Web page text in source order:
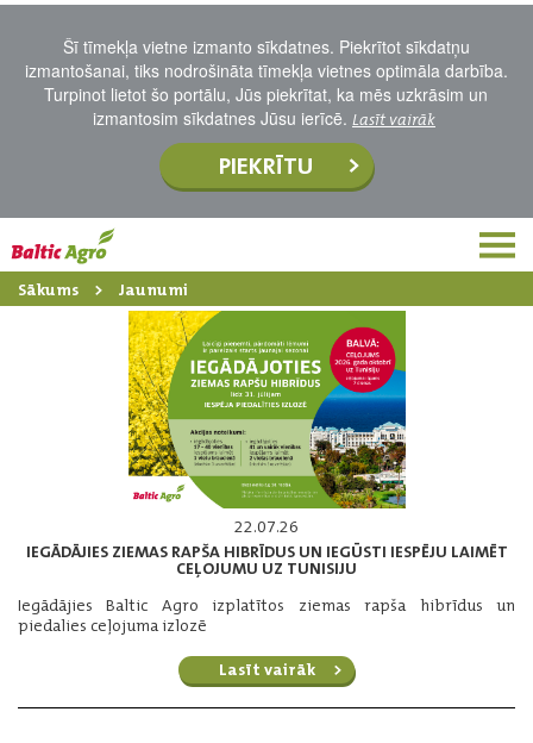
Šī tīmekļa vietne izmanto sīkdatnes. Piekrītot sīkdatņu
izmantošanai, tiks nodrošināta tīmekļa vietnes optimāla darbība.
Turpinot lietot šo portālu, Jūs piekrītat, ka mēs uzkrāsim un
izmantosim sīkdatnes Jūsu ierīcē. Lasīt vairāk
PIEKRĪTU
Sākums Jaunumi
22.07.26
IEGĀDĀJIES ZIEMAS RAPŠA HIBRĪDUS UN IEGŪSTI IESPĒJU LAIMĒT
CEĻOJUMU UZ TUNISIJU
Iegādājies Baltic Agro izplatītos ziemas rapša hibrīdus un
piedalies ceļojuma izlozē
Lasīt vairāk